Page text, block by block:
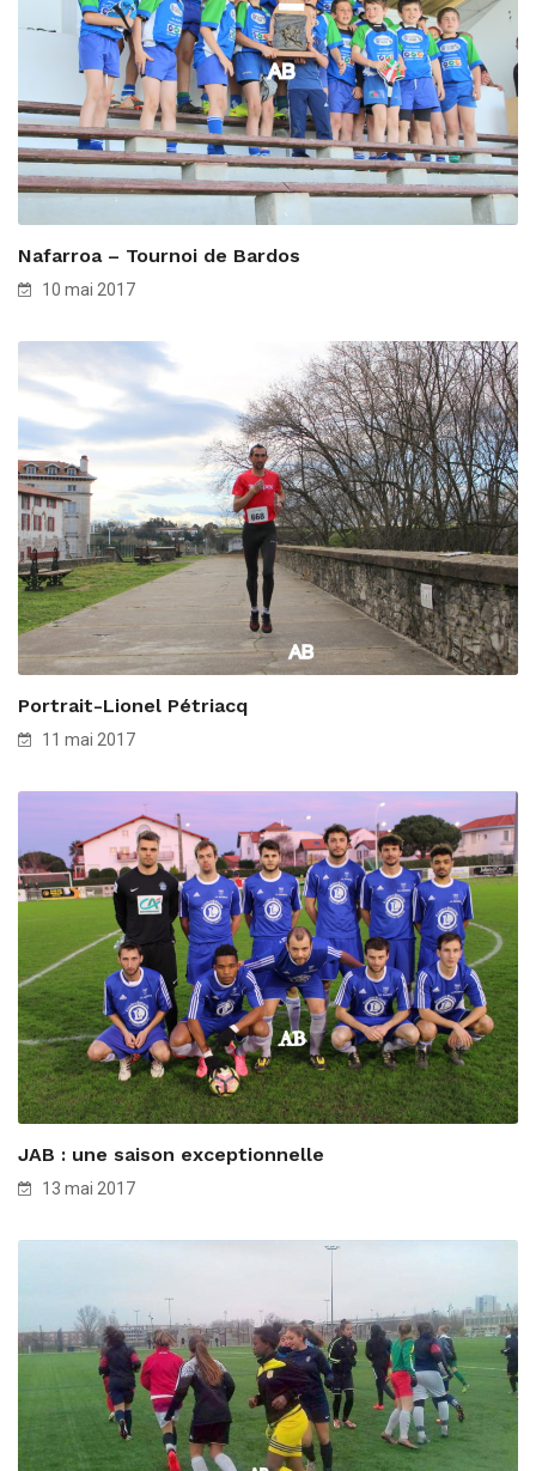
Nafarroa – Tournoi de Bardos
10 mai 2017
Portrait-Lionel Pétriacq
11 mai 2017
JAB : une saison exceptionnelle
13 mai 2017